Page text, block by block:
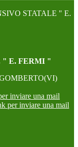
STATALE " E.
" E. FERMI "
inviare una mail
per inviare una mail